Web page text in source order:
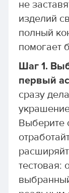
не
изделий
полный
помогает
Шаг 1.
первый
сразу
Выберите
тестовая: